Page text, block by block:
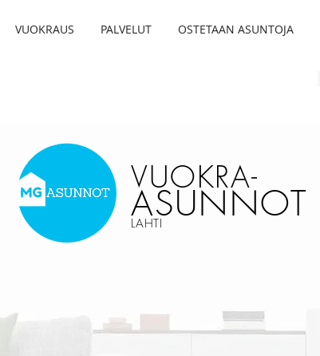
VUOKRAUS PALVELUT OSTETAAN ASUNTOJA
VUOKRA-
ASUNNOT
LAHTI